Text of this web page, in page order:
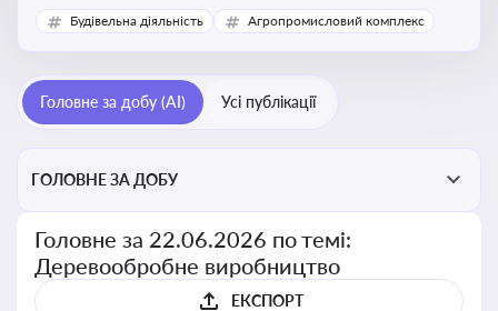
переробки деревини, дотримання технічних
стандартів, екологічних вимог і безпеки праці на
Будівельна діяльність Агропромисловий комплекс
Головне за добу (AI) Усі публікації
ГОЛОВНЕ ЗА ДОБУ
Головне за 22.06.2026 по темі:
Деревообробне виробництво
ЕКСПОРТ